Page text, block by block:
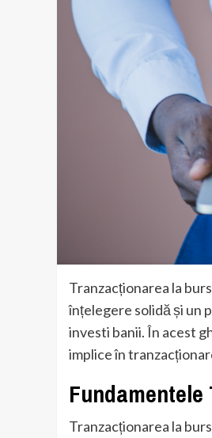
Tranzacționarea la
înțelegere solidă și un
investi banii. În acest
implice în
Tranzacționarea la